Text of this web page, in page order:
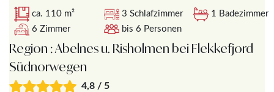
ca. 110 m² 3 Schlafzimmer
1 Badezimmer
6 Zimmer
bis 6 Personen
Region : Abelnes u. Risholmen bei Flekkefjord
Südnorwegen
4,8 / 5